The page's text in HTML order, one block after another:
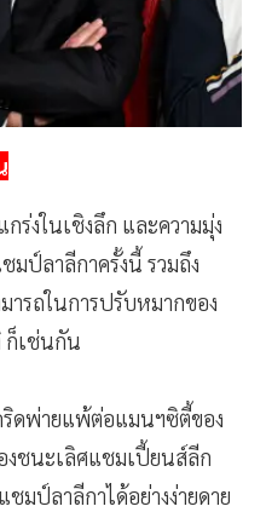
ร่งในเชิงลึก และความมุ่ง
มป์ลาลีกาครั้งนี้ รวมถึง
ารถในการปรับหมากของ
ก็เช่นกัน
ดพ่ายแพ้ต่อแมนฯซิตี้ของ
งชนะเลิศแชมเปี้ยนส์ลีก
มป์ลาลีกาได้อย่างง่ายดาย